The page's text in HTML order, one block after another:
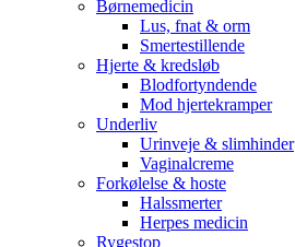
Børnemedicin
Lus, fnat & orm
Smertestillende
Hjerte & kredsløb
Blodfortyndende
Mod hjertekramper
Underliv
Urinveje & slimhinder
Vaginalcreme
Forkølelse & hoste
Halssmerter
Herpes medicin
Rygestop